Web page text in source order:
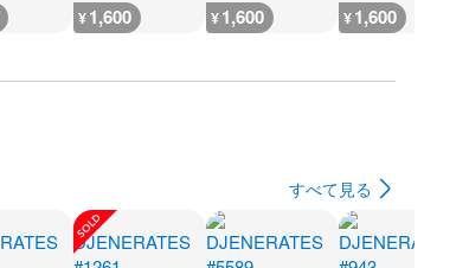
¥1,600 ¥1,600 ¥1,600
すべて見る